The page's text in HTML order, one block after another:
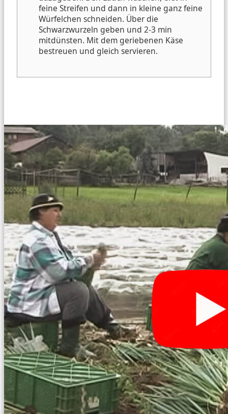
feine Streifen und dann in kleine ganz feine
Würfelchen schneiden. Über die
Schwarzwurzeln geben und 2-3 min
mitdünsten. Mit dem geriebenen Käse
bestreuen und gleich servieren.